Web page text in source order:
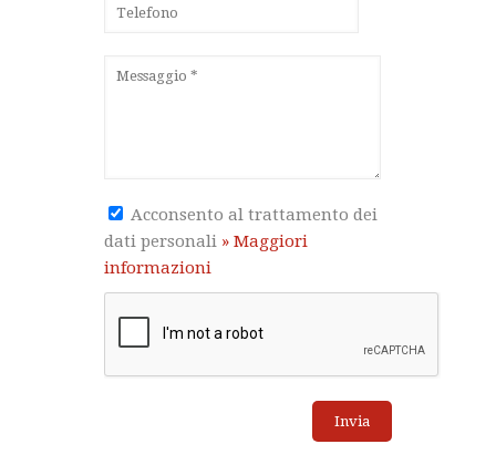
Acconsento al trattamento dei
dati personali » Maggiori
informazioni